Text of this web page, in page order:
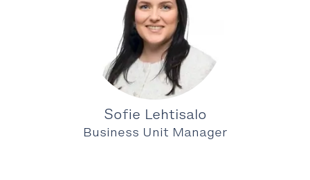
Sofie Lehtisalo
Business Unit Manager